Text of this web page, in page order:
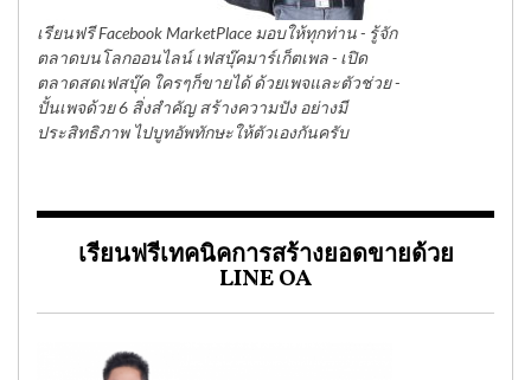
เรียนฟรี Facebook MarketPlace มอบให้ทุกท่าน - รู้จัก
ตลาดบนโลกออนไลน์ เฟสบุ๊คมาร์เก็ตเพล - เปิด
ตลาดสดเฟสบุ๊ค ใครๆก็ขายได้ ด้วยเพจและตัวช่วย -
ปั้นเพจด้วย 6 สิ่งสำคัญ สร้างความปัง อย่างมี
ประสิทธิภาพ ไปบูทอัพทักษะให้ตัวเองกันครับ
เรียนฟรีเทคนิคการสร้างยอดขายด้วย
LINE OA